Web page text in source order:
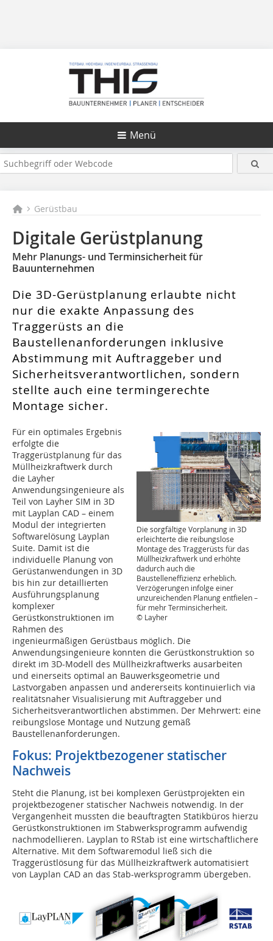
Menü
Gerüstbau
Digitale Gerüstplanung
Mehr Planungs- und Terminsicherheit für
Bauunternehmen
Die 3D-Gerüstplanung erlaubte nicht
nur die exakte Anpassung des
Traggerüsts an die
Baustellenanforderungen inklusive
Abstimmung mit Auftraggeber und
Sicherheitsverantwortlichen, sondern
stellte auch eine termingerechte
Montage sicher.
Die sorgfältige Vorplanung in 3D
erleichterte die reibungslose
Montage des Traggerüsts für das
Müllheizkraftwerk und erhöhte
dadurch auch die
Baustelleneffizienz erheblich.
Verzögerungen infolge einer
unzureichenden Planung entfielen –
für mehr Terminsicherheit.
© Layher
Für ein optimales Ergebnis
erfolgte die
Traggerüstplanung für das
Müllheizkraftwerk durch
die Layher
Anwendungsingenieure als
Teil von Layher SIM in 3D
mit Layplan CAD – einem
Modul der integrierten
Softwarelösung Layplan
Suite. Damit ist die
individuelle Planung von
Gerüstanwendungen in 3D
bis hin zur detaillierten
Ausführungsplanung
komplexer
Gerüstkonstruktionen im
Rahmen des
ingenieurmäßigen Gerüstbaus möglich. Die
Anwendungsingenieure konnten die Gerüstkonstruktion so
direkt im 3D-Modell des Müllheizkraftwerks ausarbeiten
und einerseits optimal an Bauwerksgeometrie und
Lastvorgaben anpassen und andererseits kontinuierlich via
realitätsnaher Visualisierung mit Auftraggeber und
Sicherheitsverantwortlichen abstimmen. Der Mehrwert: eine
reibungslose Montage und Nutzung gemäß
Baustellenanforderungen.
Fokus: Projektbezogener statischer
Nachweis
Steht die Planung, ist bei komplexen Gerüstprojekten ein
projektbezogener statischer Nachweis notwendig. In der
Vergangenheit mussten die beauftragten Statikbüros hierzu
Gerüstkonstruktionen im Stabwerksprogramm aufwendig
nachmodellieren. Layplan to RStab ist eine wirtschaftlichere
Alternative. Mit dem Softwaremodul ließ sich die
Traggerüstlösung für das Müllheizkraftwerk automatisiert
von Layplan CAD an das Stab-werksprogramm übergeben.